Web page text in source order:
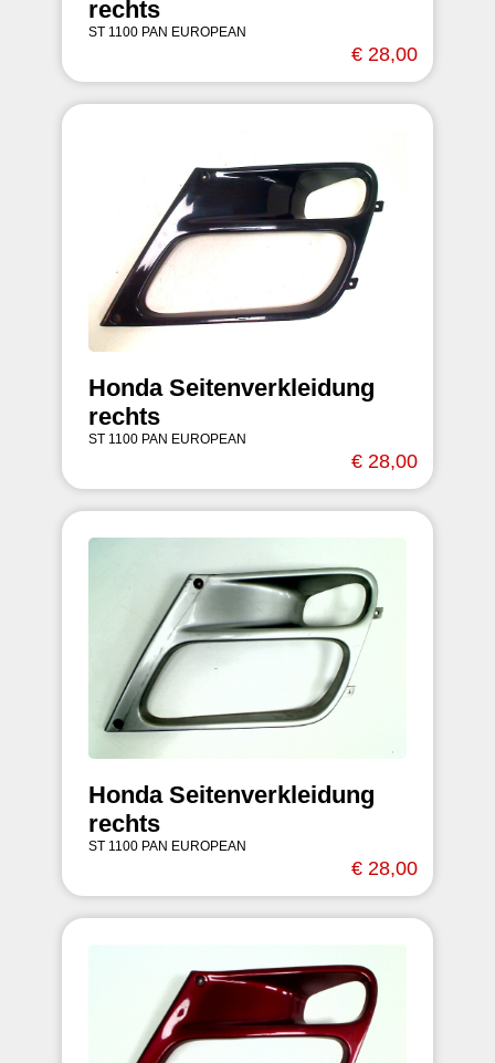
rechts
ST 1100 PAN EUROPEAN
€ 28,00
Honda Seitenverkleidung
rechts
ST 1100 PAN EUROPEAN
€ 28,00
Honda Seitenverkleidung
rechts
ST 1100 PAN EUROPEAN
€ 28,00